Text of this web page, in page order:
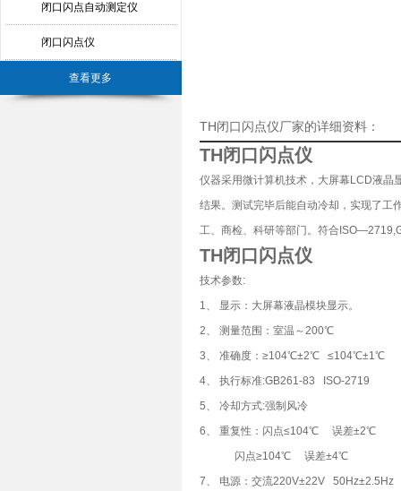
闭口闪点自动测定仪
闭口闪点仪
查看更多
TH闭口闪点仪厂家的详细资料：
TH闭口闪点仪
仪器采用微计算机技术，大屏幕LCD液晶
结果。测试完毕后能自动冷却，实现了工
工、商检、科研等部门。符合
TH闭口闪点仪
技术参数:
1、 显示：大屏幕液晶模块显示。
2、 测量范围：室温～200℃
3、 准确度：≥104℃±2℃ ≤104℃±1℃
4、 执行标准:GB261-83 ISO-2719
5、 冷却方式:强制风冷
6、 重复性：闪点≤104℃ 误差±2℃
闪点≥104℃ 误差±4℃
7、 电源：交流220V±22V 50Hz±2.5Hz